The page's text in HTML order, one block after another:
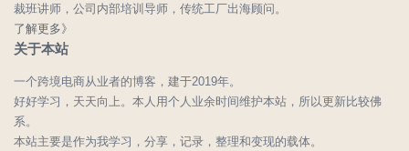
裁班讲师，公司内部培训导师，传统工厂出海顾问。
了解更多》
关于本站
一个跨境电商从业者的博客，建于2019年。
好好学习，天天向上。本人用个人业余时间维护本站，所以更新比较佛
系。
本站主要是作为我学习，分享，记录，整理和变现的载体。